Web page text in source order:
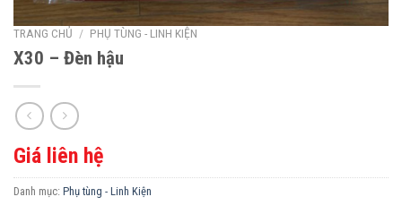
TRANG CHỦ / PHỤ TÙNG - LINH KIỆN
X30 – Đèn hậu
Giá liên hệ
Danh mục: Phụ tùng - Linh Kiện